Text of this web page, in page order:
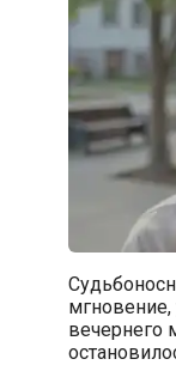
мгновение,
вечернего